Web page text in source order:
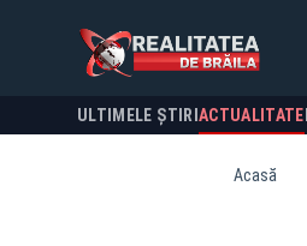
ULTIMELE ȘTIRI ACTUALITATE
Acasă